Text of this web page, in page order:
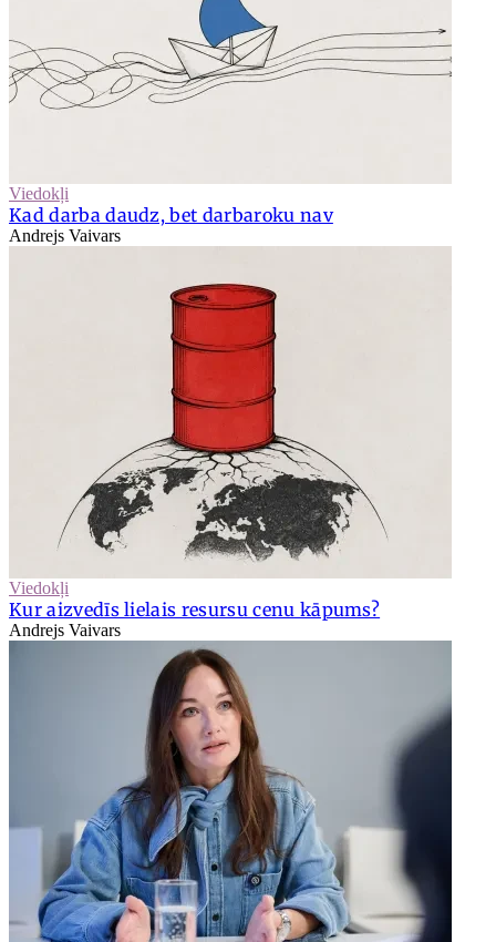
Viedokļi
Kad darba daudz, bet darbaroku nav
Andrejs Vaivars
Viedokļi
Kur aizvedīs lielais resursu cenu kāpums?
Andrejs Vaivars